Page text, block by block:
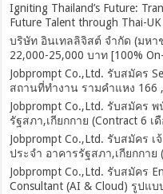
Igniting Thailand’s Future:
Future Talent through Thai-
บริษัท อินเทลลิจิสต์ จำกัด (มหา
22,000-25,000 บาท [100%
Jobprompt Co.,Ltd. รับสมัคร
สถานที่ทำงาน รามคำแหง 166
Jobprompt Co.,Ltd. รับสมัคร
รัฐสภา,เกียกกาย (Contract 6 เ
Jobprompt Co.,Ltd. รับสมัคร
ประจำ อาคารรัฐสภา,เกียกกาย
Jobprompt Co.,Ltd. รับสมัคร
Consultant (AI & Cloud) รูปแ